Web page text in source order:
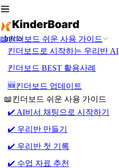
📖킨더보드 쉬운 사용 가이드
Inicio
킨더보드로 시작하는 우리반 AI
킨더보드 BEST 활용사례
🆕킨더보드 업데이트
📖킨더보드 쉬운 사용 가이드
✔️ AI비서 채팅으로 시작하기
✔️ 우리반 만들기
✔️ 우리반 첫 기록
✔️ 수업 자료 추천